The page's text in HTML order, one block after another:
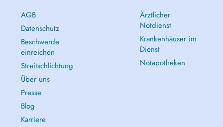
AGB
Datenschutz
Beschwerde
einreichen
Streitschlichtung
Über uns
Presse
Blog
Karriere
Ärztlicher
Notdienst
Krankenhäuser im
Dienst
Notapotheken